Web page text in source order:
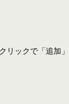
ックで「追加」